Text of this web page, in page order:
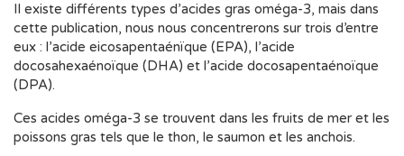
Il existe différents types d’acides gras oméga-3, mais dans
cette publication, nous nous concentrerons sur trois d’entre
eux : l’acide eicosapentaénïque (EPA), l’acide
docosahexaénoïque (DHA) et l’acide docosapentaénoïque
(DPA).
Ces acides oméga-3 se trouvent dans les fruits de mer et les
poissons gras tels que le thon, le saumon et les anchois.